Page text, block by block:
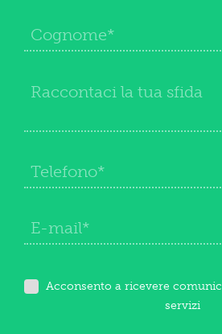
Acconsento a ricevere
servizi